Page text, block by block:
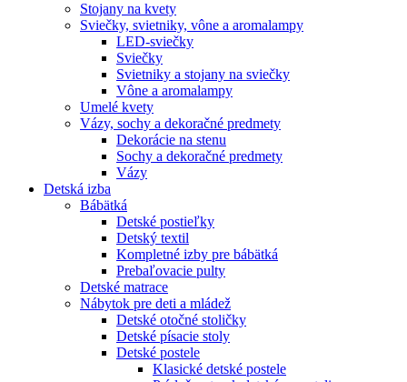
Stojany na kvety
Sviečky, svietniky, vône a aromalampy
LED-sviečky
Sviečky
Svietniky a stojany na sviečky
Vône a aromalampy
Umelé kvety
Vázy, sochy a dekoračné predmety
Dekorácie na stenu
Sochy a dekoračné predmety
Vázy
Detská izba
Bábätká
Detské postieľky
Detský textil
Kompletné izby pre bábätká
Prebaľovacie pulty
Detské matrace
Nábytok pre deti a mládež
Detské otočné stoličky
Detské písacie stoly
Detské postele
Klasické detské postele